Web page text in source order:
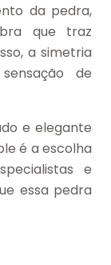
da pedra,
que traz
a simetria
de
e elegante
é a escolha
e
essa pedra